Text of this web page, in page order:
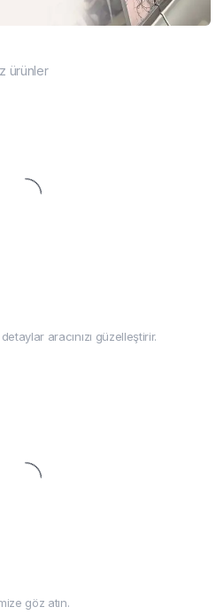
ürünler
aracınızı güzelleştirir.
göz atın.